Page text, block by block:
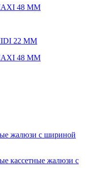
48 ММ
22 ММ
48 ММ
жалюзи с шириной
кассетные жалюзи с